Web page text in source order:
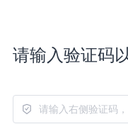
请输入验证码